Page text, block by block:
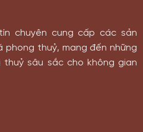
chuyên cung cấp các sản
thuỷ, mang đến những
sâu sắc cho không gian